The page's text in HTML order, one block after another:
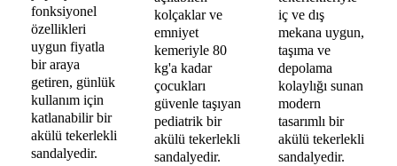
fonksiyonel
özellikleri
uygun fiyatla
bir araya
getiren, günlük
kullanım için
katlanabilir bir
akülü tekerlekli
sandalyedir.
kolçaklar ve
emniyet
kemeriyle 80
kg'a kadar
çocukları
güvenle taşıyan
pediatrik bir
akülü tekerlekli
sandalyedir.
iç ve dış
mekana uygun,
taşıma ve
depolama
kolaylığı sunan
modern
tasarımlı bir
akülü tekerlekli
sandalyedir.